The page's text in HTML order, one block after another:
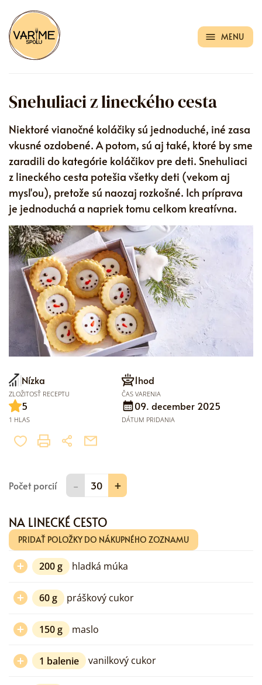
MENU
Nízka
ZLOŽITOSŤ RECEPTU
1hod
ČAS VARENIA
5
1 HLAS
09. december 2025
DÁTUM PRIDANIA
Snehuliaci z lineckého cesta
Niektoré vianočné koláčiky sú jednoduché, iné zasa
vkusné ozdobené. A potom, sú aj také, ktoré by sme
zaradili do kategórie koláčikov pre deti. Snehuliaci
z lineckého cesta potešia všetky deti (vekom aj
mysľou), pretože sú naozaj rozkošné. Ich príprava
je jednoduchá a napriek tomu celkom kreatívna.
Počet porcií - +
NA LINECKÉ CESTO
PRIDAŤ POLOŽKY DO NÁKUPNÉHO ZOZNAMU
200g hladká múka
60g práškový cukor
150g maslo
1 balenie vanilkový cukor